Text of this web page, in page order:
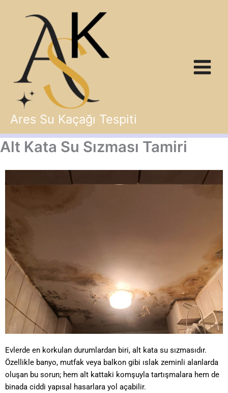
Ares Su Kaçağı Tespiti
Alt Kata Su Sızması Tamiri
Evlerde en korkulan durumlardan biri, alt kata su sızmasıdır.
Özellikle banyo, mutfak veya balkon gibi ıslak zeminli alanlarda
oluşan bu sorun; hem alt kattaki komşuyla tartışmalara hem de
binada ciddi yapısal hasarlara yol açabilir.